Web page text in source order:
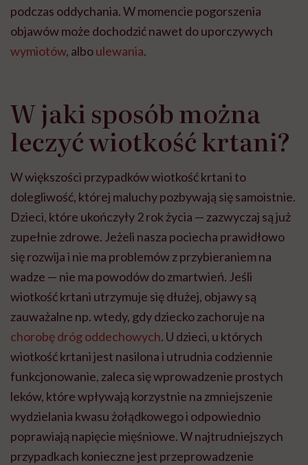
podczas oddychania. W momencie pogorszenia
objawów może dochodzić nawet do uporczywych
wymiotów, alboulewania.
W jaki sposób można
leczyć wiotkość krtani?
W większości przypadków wiotkość krtani to
dolegliwość, której maluchy pozbywają się samoistnie.
Dzieci, które ukończyły 2 rok życia — zazwyczaj są już
zupełnie zdrowe. Jeżeli nasza pociecha prawidłowo
się rozwija i nie ma problemów z przybieraniem na
wadze — nie ma powodów do zmartwień. Jeśli
wiotkość krtani utrzymuje się dłużej, objawy są
zauważalne np. wtedy, gdy dziecko zachoruje na
chorobę dróg oddechowych. U dzieci, u których
wiotkość krtani jest nasilona i utrudnia codziennie
funkcjonowanie, zaleca się wprowadzenie prostych
leków, które wpływają korzystnie na zmniejszenie
wydzielania kwasu żołądkowego i odpowiednio
poprawiają napięcie mięśniowe. W najtrudniejszych
przypadkach konieczne jest przeprowadzenie